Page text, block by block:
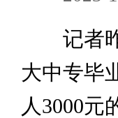
记者昨
大中专毕
人3000元